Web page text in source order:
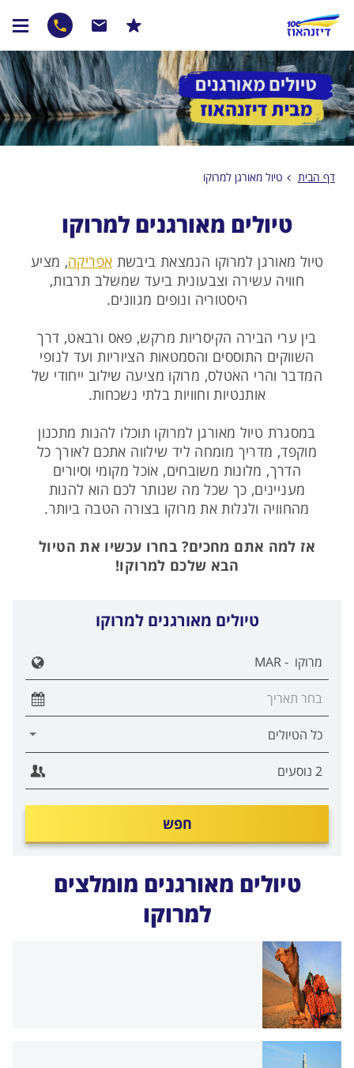
דף הבית טיול מאורגן למרוקו
טיולים מאורגנים למרוקו
טיול מאורגן למרוקו הנמצאת ביבשת אפריקה, מציע
חוויה עשירה וצבעונית ביעד שמשלב תרבות,
היסטוריה ונופים מגוונים.
בין ערי הבירה הקיסריות מרקש, פאס ורבאט, דרך
השווקים התוססים והסמטאות הציוריות ועד לנופי
המדבר והרי האטלס, מרוקו מציעה שילוב ייחודי של
אותנטיות וחוויות בלתי נשכחות.
במסגרת טיול מאורגן למרוקו תוכלו להנות מתכנון
מוקפד, מדריך מומחה ליד שילווה אתכם לאורך כל
הדרך, מלונות משובחים, אוכל מקומי וסיורים
מעניינים, כך שכל מה שנותר לכם הוא להנות
מהחוויה ולגלות את מרוקו בצורה הטבה ביותר.
אז למה אתם מחכים? בחרו עכשיו את הטיול
הבא שלכם למרוקו!
טיולים מאורגנים למרוקו
הצג
חפש
טיולים מאורגנים מומלצים
למרוקו